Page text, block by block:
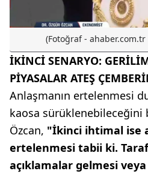
(Fotoğraf -
İKİNCİ SENARYO:
PİYASALAR ATEŞ
Anlaşmanın ertelenmesi
kaosa sürüklenebileceğini
Özcan, "İkinci ihtimal ise
ertelenmesi tabii ki.
açıklamalar gelmesi